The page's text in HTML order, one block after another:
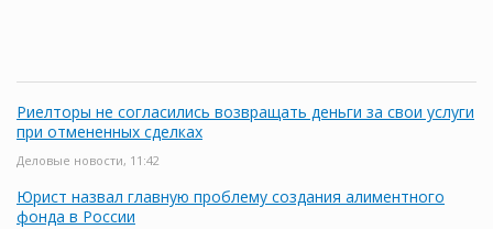
Риелторы не согласились возвращать деньги за свои услуги
при отмененных сделках
Деловые новости, 11:42
Юрист назвал главную проблему создания алиментного
фонда в России